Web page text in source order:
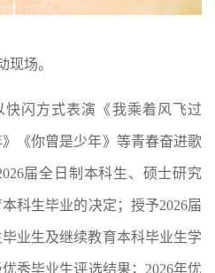
现场。
闪方式表演《我乘着风飞过
《你曾是少年》等青春奋进歌
届全日制本科生、硕士研究
科生毕业的决定；授予2026届
业生及继续教育本科毕业生学
秀毕业生评选结果；2026年优